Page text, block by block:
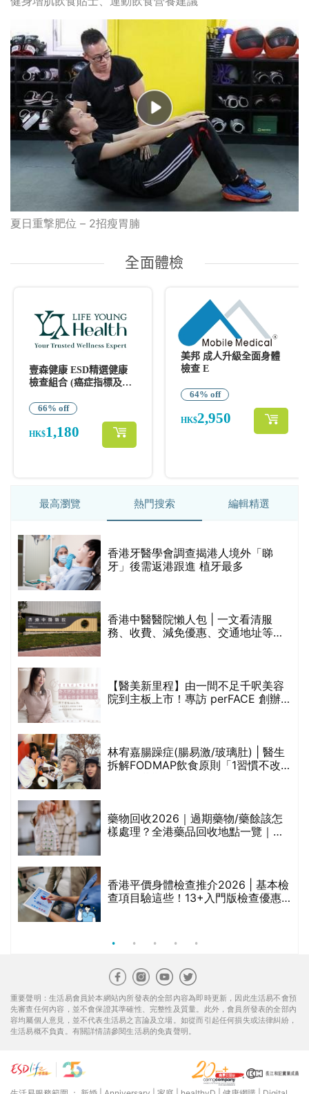
夏日重撃肥位 – 2招瘦胃腩
最高瀏覽 熱門搜索 編輯精選
香港牙醫學會調查揭港人境外「睇
牙」後需返港跟進 植牙最多
香港中醫醫院懶人包 | 一文看清服
務、收費、減免優惠、交通地址等
【醫美新里程】由一間不足千呎美容
院到主板上市！專訪 perFACE 創辦
林宥嘉腸躁症(腸易激/玻璃肚) | 醫生
拆解FODMAP飲食原則「1習慣不改
藥物回收2026｜過期藥物/藥餘該怎
樣處理？全港藥品回收地點一覽｜屈
香港平價身體檢查推介2026 | 基本檢
查項目驗這些！13+入門版檢查優惠
重要聲明：生活易會員於本網站內所發表的全部內容為即時更新，因此生活易不會預
先審查任何內容，並不會保證其準確性、完整性及質量。此外，會員所發表的全部內
容均屬個人意見，並不代表生活易之言論及立場。如從而引起任何損失或法律糾紛，
生活易概不負責。有關詳情請參閱生活易的免責聲明。